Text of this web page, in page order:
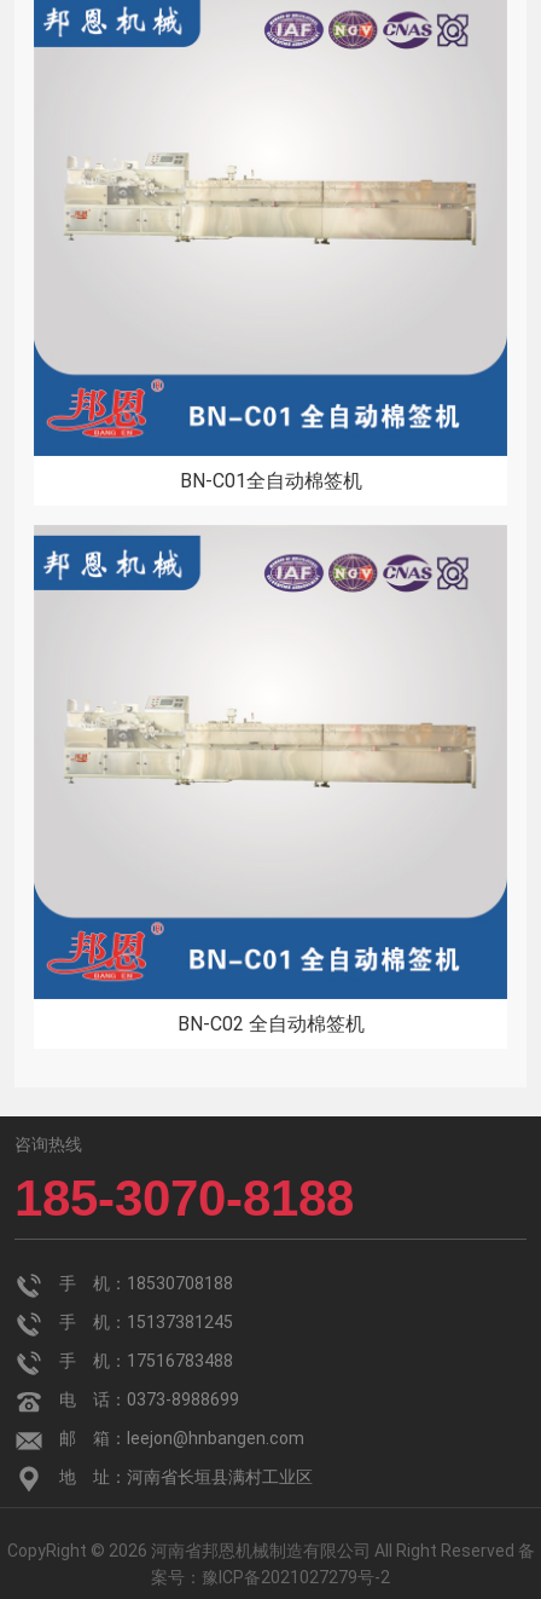
BN-C01全自动棉签机
BN-C02 全自动棉签机
咨询热线
185-3070-8188
手 机：18530708188
手 机：15137381245
手 机：17516783488
电 话：0373-8988699
邮 箱：leejon@hnbangen.com
地 址：河南省长垣县满村工业区
CopyRight © 2026 河南省邦恩机械制造有限公司 All Right Reserved 备
案号： 豫ICP备2021027279号-2